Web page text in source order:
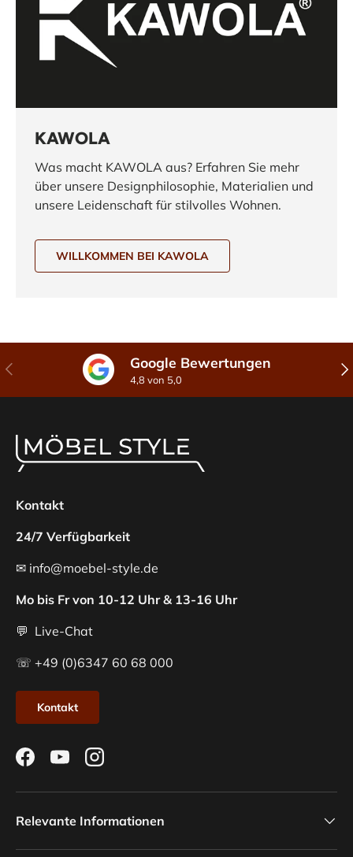
KAWOLA
Was macht KAWOLA aus? Erfahren Sie mehr
über unsere Designphilosophie, Materialien und
unsere Leidenschaft für stilvolles Wohnen.
WILLKOMMEN BEI KAWOLA
Vorherige Google Bewertungen
4,8 von 5,0
Kontakt
24/7 Verfügbarkeit
✉ info@moebel-style.de
Mo bis Fr von 10-12 Uhr & 13-16 Uhr
💬 Live-Chat
☏ +49 (0)6347 60 68 000
Kontakt
FacebookYouTubeInstagram
Relevante Informationen